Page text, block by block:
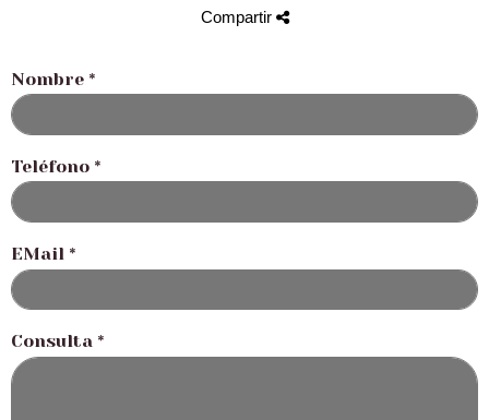
Compartir
Nombre *
Teléfono *
EMail *
Consulta *